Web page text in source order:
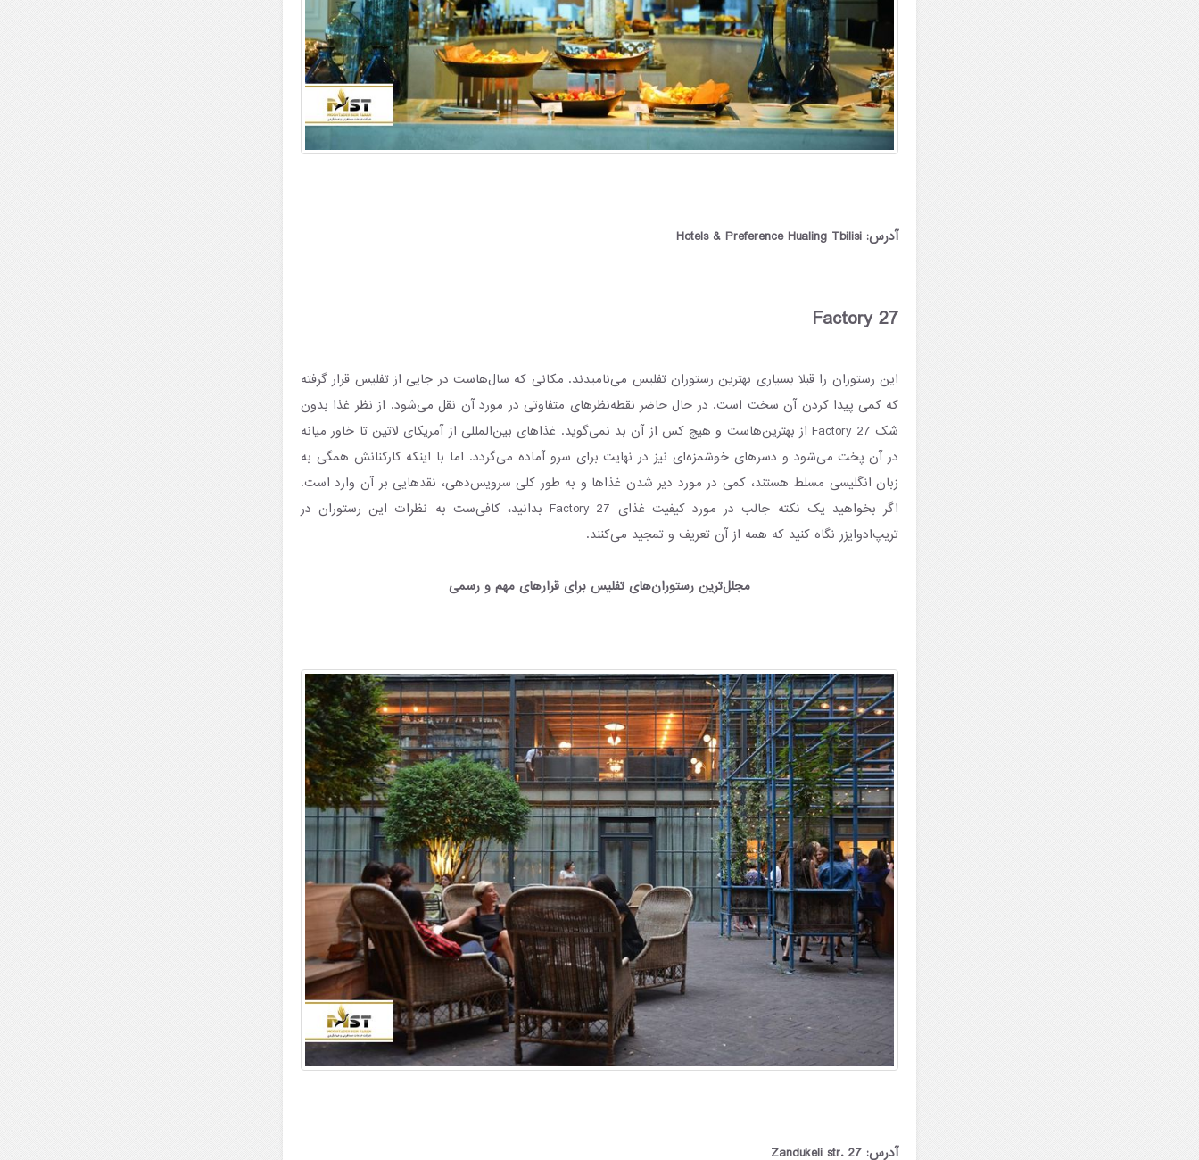
آدرس: Hotels & Preference Hualing Tbilisi
Factory 27
این رستوران را قبلا بسیاری بهترین رستوران تفلیس می‌نامیدند. مکانی که سال‌هاست در جایی از تفلیس قرار گرفته
که کمی پیدا کردن آن سخت است. در حال حاضر نقطه‌نظرهای متفاوتی در مورد آن نقل می‌شود. از نظر غذا بدون
شک Factory 27 از بهترین‌هاست و هیچ کس از آن بد نمی‌گوید. غذاهای بین‌المللی از آمریکای لاتین تا خاور میانه
در آن پخت می‌شود و دسرهای خوشمزه‌ای نیز در نهایت برای سرو آماده می‌گردد. اما با اینکه کارکنانش همگی به
زبان انگلیسی مسلط هستند، کمی در مورد دیر شدن غذاها و به طور کلی سرویس‌دهی، نقدهایی بر آن وارد است.
اگر بخواهید یک نکته جالب در مورد کیفیت غذای Factory 27 بدانید، کافی‌ست به نظرات این رستوران در
تریپ‌ادوایزر نگاه کنید که همه از آن تعریف و تمجید می‌کنند.
مجلل‌ترین رستوران‌های تفلیس برای قرارهای مهم و رسمی
آدرس: Zandukeli str. 27